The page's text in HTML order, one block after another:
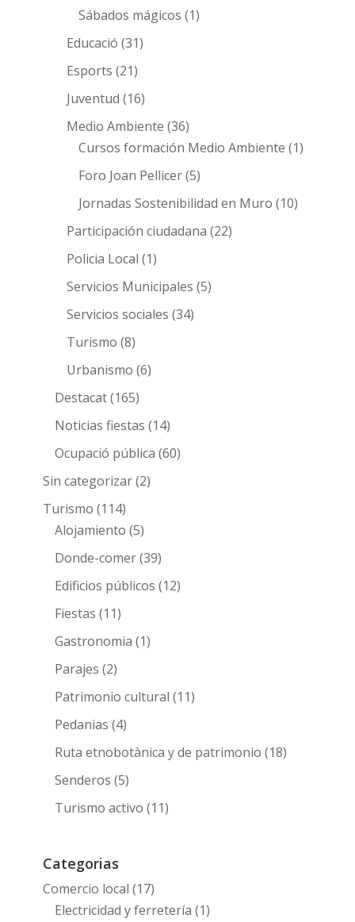
Sábados mágicos (1)
Educació (31)
Esports (21)
Juventud (16)
Medio Ambiente (36)
Cursos formación Medio Ambiente (1)
Foro Joan Pellicer(5)
Jornadas Sostenibilidad en Muro (10)
Participación ciudadana (22)
Policia Local (1)
Servicios Municipales (5)
Servicios sociales (34)
Turismo (8)
Urbanismo (6)
Destacat(165)
Noticias fiestas (14)
Ocupació pública (60)
Sin categorizar(2)
Turismo (114)
Alojamiento (5)
Donde-comer(39)
Edificios públicos (12)
Fiestas (11)
Gastronomia (1)
Parajes (2)
Patrimonio cultural (11)
Pedanias (4)
Ruta etnobotànica y de patrimonio (18)
Senderos (5)
Turismo activo (11)
Categorias
Comercio local (17)
Electricidad y ferretería (1)